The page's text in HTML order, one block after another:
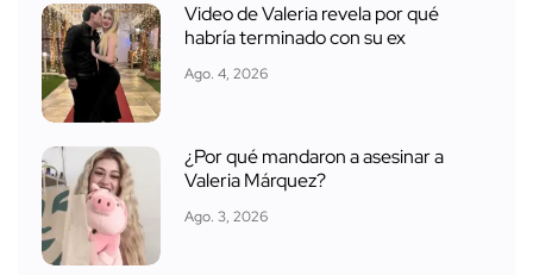
Video de Valeria revela por qué
habría terminado con su ex
Ago. 4, 2026
¿Por qué mandaron a asesinar a
Valeria Márquez?
Ago. 3, 2026